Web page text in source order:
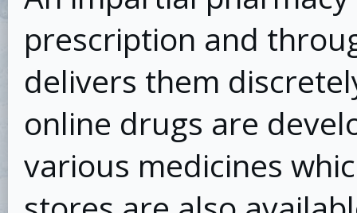
prescription and
delivers them
online drugs are
various medicines